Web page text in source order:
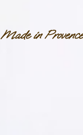
Made in Provence